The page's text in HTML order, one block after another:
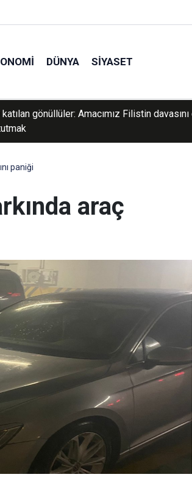
DÜNYA SIYASET
129 personel alacak
paniği
araç